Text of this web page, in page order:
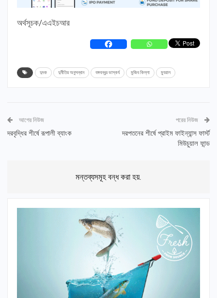
অর্থসূচক/এএইচআর
দুদক দুর্নীতির অনুসন্ধান বঙ্গবন্ধুর ভাস্কর্য মুজিব কিল্লা ম্যুরাল
আগের নিউজ
দরবৃদ্ধির শীর্ষে রূপালী ব্যাংক
পরের নিউজ
দরপতনের শীর্ষে প্রাইম ফাইন্যান্স ফার্স্ট
মিউচুয়াল ফান্ড
মন্তব্যসমূহ বন্ধ করা হয়.